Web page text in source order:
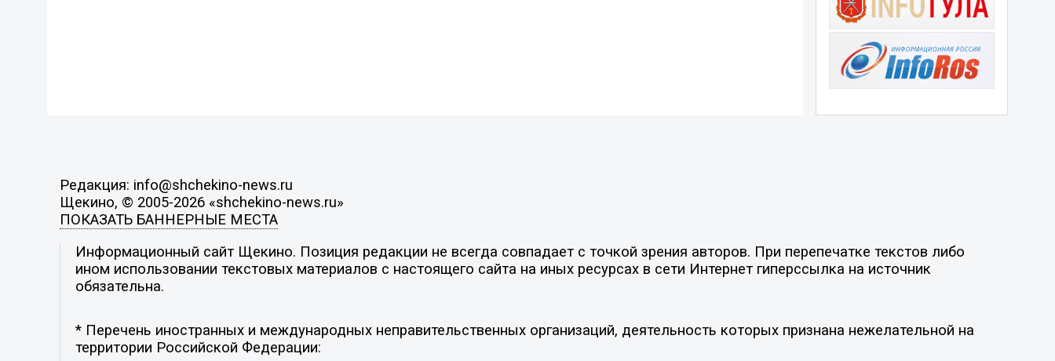
Редакция: info@shchekino-news.ru
Щекино, © 2005-2026 «shchekino-news.ru»
ПОКАЗАТЬ БАННЕРНЫЕ МЕСТА
Информационный сайт Щекино. Позиция редакции не всегда совпадает с точкой зрения авторов. При перепечатке текстов либо
ином использовании текстовых материалов с настоящего сайта на иных ресурсах в сети Интернет гиперссылка на источник
обязательна.
* Перечень иностранных и международных неправительственных организаций, деятельность которых признана нежелательной на
территории Российской Федерации: